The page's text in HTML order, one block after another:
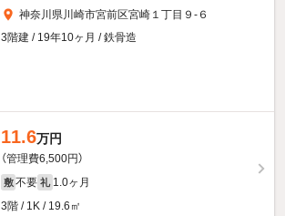
神奈川県川崎市宮前区宮崎１丁目９-６
3階建 / 19年10ヶ月 / 鉄骨造
11.6万円
（管理費6,500円）
敷 不要 礼 1.0ヶ月
3階 / 1K / 19.6㎡